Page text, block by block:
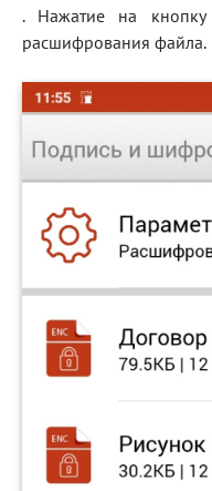
. Нажатие на кнопку
расшифрования файла.